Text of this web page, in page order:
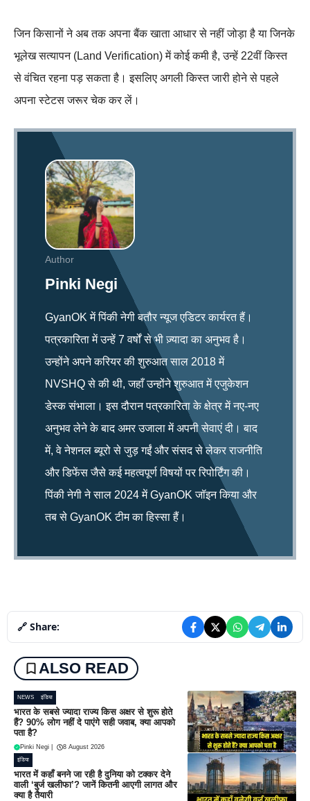
जिन किसानों ने अब तक अपना बैंक खाता आधार से नहीं जोड़ा है या जिनके
भूलेख सत्यापन (Land Verification) में कोई कमी है, उन्हें 22वीं किस्त
से वंचित रहना पड़ सकता है। इसलिए अगली किस्त जारी होने से पहले
अपना स्टेटस जरूर चेक कर लें।
Author
Pinki Negi
GyanOK में पिंकी नेगी बतौर न्यूज एडिटर कार्यरत हैं।
पत्रकारिता में उन्हें 7 वर्षों से भी ज़्यादा का अनुभव है।
उन्होंने अपने करियर की शुरुआत साल 2018 में
NVSHQ से की थी, जहाँ उन्होंने शुरुआत में एजुकेशन
डेस्क संभाला। इस दौरान पत्रकारिता के क्षेत्र में नए-नए
अनुभव लेने के बाद अमर उजाला में अपनी सेवाएं दी। बाद
में, वे नेशनल ब्यूरो से जुड़ गईं और संसद से लेकर राजनीति
और डिफेंस जैसे कई महत्वपूर्ण विषयों पर रिपोर्टिंग की।
पिंकी नेगी ने साल 2024 में GyanOK जॉइन किया और
तब से GyanOK टीम का हिस्सा हैं।
🔗 Share:
ALSO READ
NEWS इंडिया
भारत के सबसे ज्यादा राज्य किस अक्षर से शुरू होते
हैं? 90% लोग नहीं दे पाएंगे सही जवाब, क्या आपको
पता है?
Pinki Negi 8 August 2026
इंडिया
भारत में कहाँ बनने जा रही है दुनिया को टक्कर देने
वाली ‘बुर्ज खलीफा’? जानें कितनी आएगी लागत और
क्या है तैयारी